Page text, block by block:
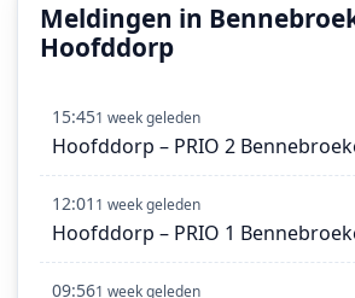
Meldingen in
Hoofddorp
15:451 week geleden
Hoofddorp – PRIO 2
12:01 1 week geleden
Hoofddorp – PRIO 1
09:561 week geleden